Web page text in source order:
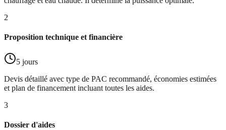
2
Proposition technique et financière
5 jours
Devis détaillé avec type de PAC recommandé, économies estimées
et plan de financement incluant toutes les aides.
3
Dossier d'aides